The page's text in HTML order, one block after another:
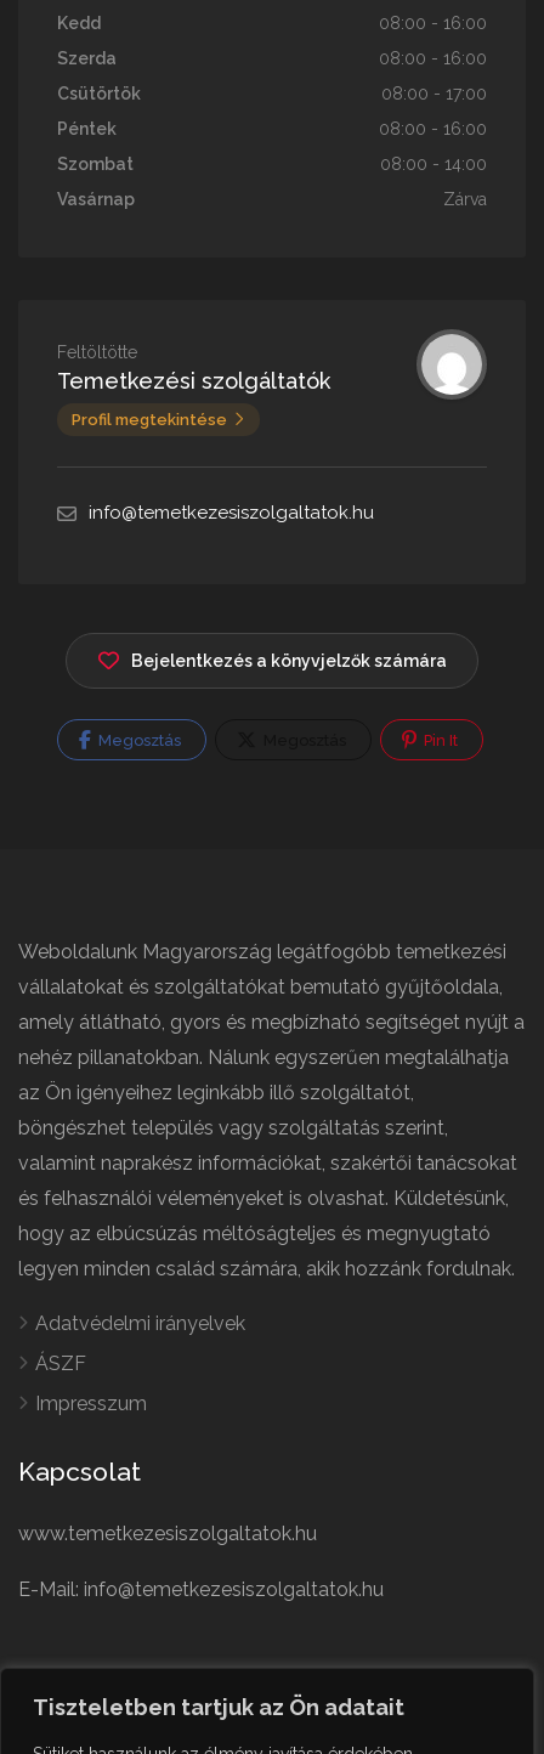
Tiszteletben tartjuk az Ön adatait
Kedd
08:00 - 16:00
Szerda
08:00 - 16:00
Csütörtök
08:00 - 17:00
Péntek
08:00 - 16:00
Szombat
08:00 - 14:00
Vasárnap
Zárva
Feltöltötte
Temetkezési szolgáltatók
Profil megtekintése
info@temetkezesiszolgaltatok.hu
Bejelentkezés a könyvjelzők számára
Megosztás Pin It
Weboldalunk Magyarország legátfogóbb temetkezési
vállalatokat és szolgáltatókat bemutató gyűjtőoldala,
amely átlátható, gyors és megbízható segítséget nyújt a
nehéz pillanatokban. Nálunk egyszerűen megtalálhatja
az Ön igényeihez leginkább illő szolgáltatót,
böngészhet település vagy szolgáltatás szerint,
valamint naprakész információkat, szakértői tanácsokat
és felhasználói véleményeket is olvashat. Küldetésünk,
hogy az elbúcsúzás méltóságteljes és megnyugtató
legyen minden család számára, akik hozzánk fordulnak.
Adatvédelmi irányelvek
ÁSZF
Impresszum
Kapcsolat
www.temetkezesiszolgaltatok.hu
E-Mail: info@temetkezesiszolgaltatok.hu
German